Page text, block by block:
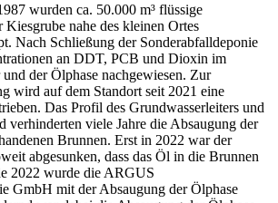
wurden ca. 50.000 m³ flüssige
nahe des kleinen Ortes
Nach Schließung der Sonderabfalldeponie
an DDT, PCB und Dioxin im
der Ölphase nachgewiesen. Zur
wird auf dem Standort seit 2021 eine
Das Profil des Grundwasserleiters und
verhinderten viele Jahre die Absaugung der
Brunnen. Erst in 2022 war der
abgesunken, dass das Öl in die Brunnen
2022 wurde die ARGUS
GmbH mit der Absaugung der Ölphase